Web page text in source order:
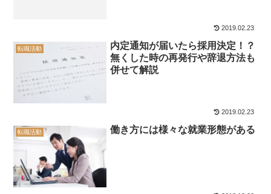
2019.02.23
転職活動
内定通知が届いたら採用決定！？
無くした時の再発行や辞退方法も
併せて解説
2019.02.23
転職活動 働き方には様々な就業形態がある